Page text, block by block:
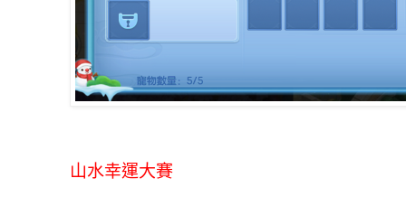
山水幸運大賽